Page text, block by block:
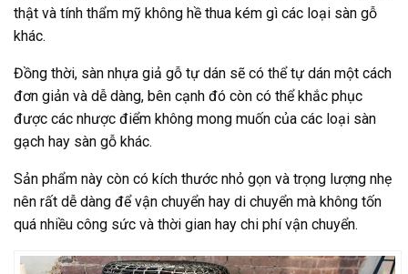
thật và tính thẩm mỹ không hề thua kém gì các loại sàn gỗ
khác.
Đồng thời, sàn nhựa giả gỗ tự dán sẽ có thể tự dán một cách
đơn giản và dễ dàng, bên cạnh đó còn có thể khắc phục
được các nhược điểm không mong muốn của các loại sàn
gạch hay sàn gỗ khác.
Sản phẩm này còn có kích thước nhỏ gọn và trọng lượng nhẹ
nên rất dễ dàng để vận chuyển hay di chuyển mà không tốn
quá nhiều công sức và thời gian hay chi phí vận chuyển.